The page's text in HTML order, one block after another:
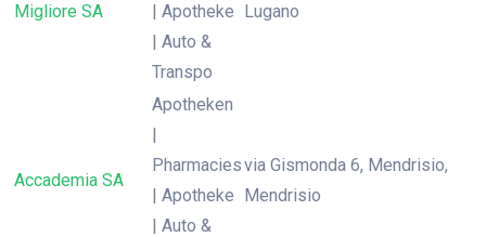
Migliore SA
| Apotheke
| Auto &
Transpo
Lugano
Accademia SA
Apotheken
|
Pharmacies
| Apotheke
| Auto &
via Gismonda 6, Mendrisio,
Mendrisio